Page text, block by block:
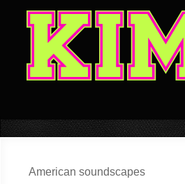
American soundscapes